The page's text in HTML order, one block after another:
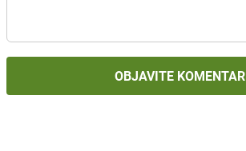
OBJAVITE KOMENTAR